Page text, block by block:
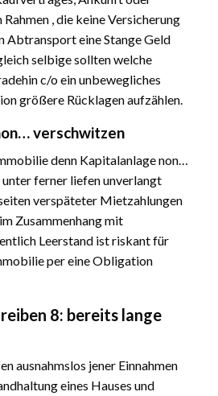
Rahmen , die keine Versicherung
Abtransport eine Stange Geld
selbige sollten welche
c/o ein unbewegliches
größere Rücklagen aufzählen.
verschwitzen
denn Kapitalanlage non…
ferner liefen unverlangt
verspäteter Mietzahlungen
Zusammenhang mit
Leerstand ist riskant für
per eine Obligation
8: bereits lange
ausnahmslos jener Einnahmen
eines Hauses und